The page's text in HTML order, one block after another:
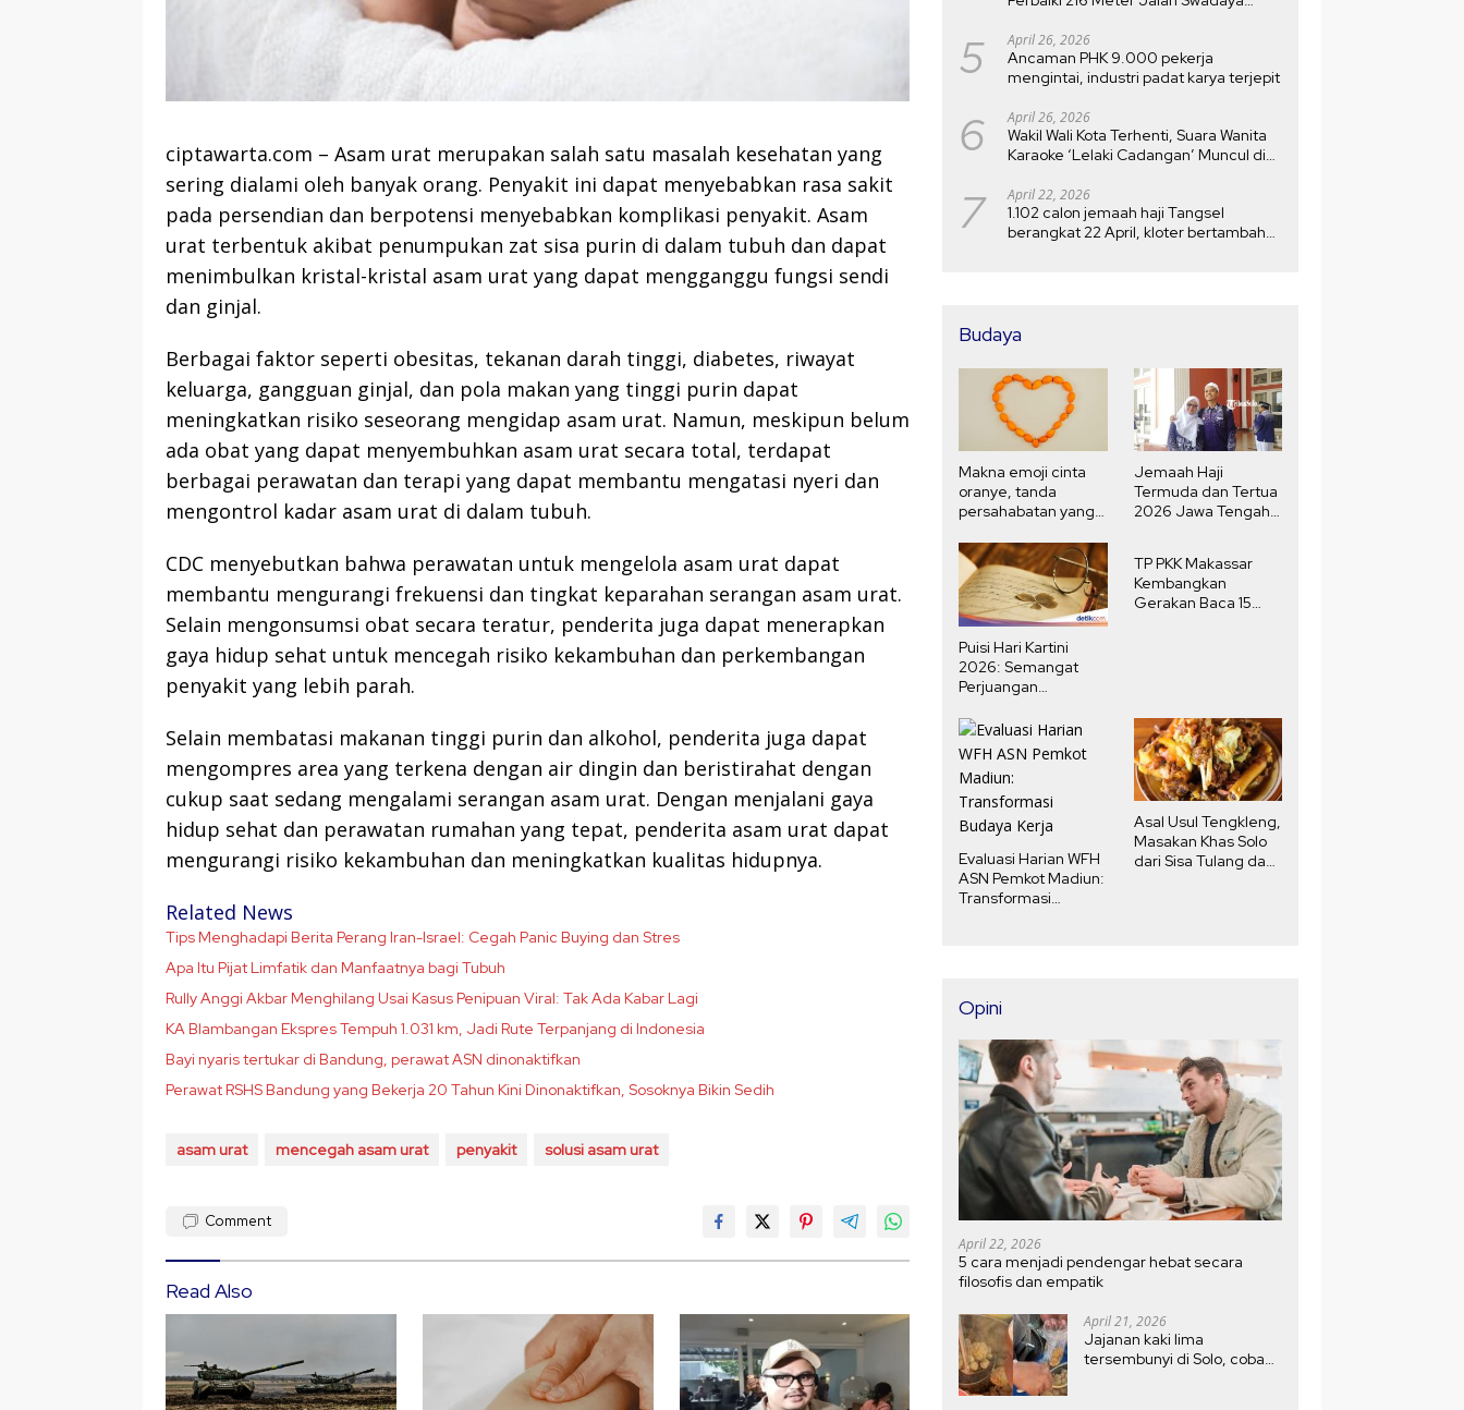
ciptawarta.com – Asam urat merupakan salah satu masalah kesehatan yang
sering dialami oleh banyak orang. Penyakit ini dapat menyebabkan rasa sakit
pada persendian dan berpotensi menyebabkan komplikasi penyakit. Asam
urat terbentuk akibat penumpukan zat sisa purin di dalam tubuh dan dapat
menimbulkan kristal-kristal asam urat yang dapat mengganggu fungsi sendi
dan ginjal.
Berbagai faktor seperti obesitas, tekanan darah tinggi, diabetes, riwayat
keluarga, gangguan ginjal, dan pola makan yang tinggi purin dapat
meningkatkan risiko seseorang mengidap asam urat. Namun, meskipun belum
ada obat yang dapat menyembuhkan asam urat secara total, terdapat
berbagai perawatan dan terapi yang dapat membantu mengatasi nyeri dan
mengontrol kadar asam urat di dalam tubuh.
CDC menyebutkan bahwa perawatan untuk mengelola asam urat dapat
membantu mengurangi frekuensi dan tingkat keparahan serangan asam urat.
Selain mengonsumsi obat secara teratur, penderita juga dapat menerapkan
gaya hidup sehat untuk mencegah risiko kekambuhan dan perkembangan
penyakit yang lebih parah.
Selain membatasi makanan tinggi purin dan alkohol, penderita juga dapat
mengompres area yang terkena dengan air dingin dan beristirahat dengan
cukup saat sedang mengalami serangan asam urat. Dengan menjalani gaya
hidup sehat dan perawatan rumahan yang tepat, penderita asam urat dapat
mengurangi risiko kekambuhan dan meningkatkan kualitas hidupnya.
Related News
Tips Menghadapi Berita Perang Iran-Israel: Cegah Panic Buying dan Stres
Apa Itu Pijat Limfatik dan Manfaatnya bagi Tubuh
Rully Anggi Akbar Menghilang Usai Kasus Penipuan Viral: Tak Ada Kabar Lagi
KA Blambangan Ekspres Tempuh 1.031 km, Jadi Rute Terpanjang di Indonesia
Bayi nyaris tertukar di Bandung, perawat ASN dinonaktifkan
Perawat RSHS Bandung yang Bekerja 20 Tahun Kini Dinonaktifkan, Sosoknya Bikin Sedih
asam urat mencegah asam urat penyakit solusi asam urat
Comment
Read Also
5 April 26, 2026
Ancaman PHK 9.000 pekerja
mengintai, industri padat karya terjepit
6 April 26, 2026
Wakil Wali Kota Terhenti, Suara Wanita
Karaoke ‘Lelaki Cadangan’ Muncul di
7 April 22, 2026
1.102 calon jemaah haji Tangsel
berangkat 22 April, kloter bertambah
Budaya
Makna emoji cinta
oranye, tanda
persahabatan yang
Jemaah Haji
Termuda dan Tertua
2026 Jawa Tengah,
Puisi Hari Kartini
2026: Semangat
Perjuangan
Menginspirasi
TP PKK Makassar
Kembangkan
Gerakan Baca 15
Evaluasi Harian WFH
ASN Pemkot Madiun:
Transformasi
Asal Usul Tengkleng,
Masakan Khas Solo
dari Sisa Tulang dan
Opini
April 22, 2026
5 cara menjadi pendengar hebat secara
filosofis dan empatik
April 21, 2026
Jajanan kaki lima
tersembunyi di Solo, coba